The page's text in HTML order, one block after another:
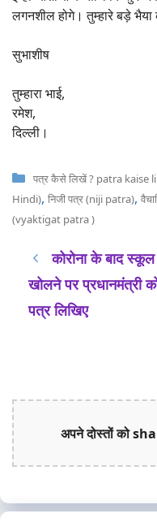
लगनशील होगे। तुम्हारे बड़े
सुभाशीष
तुम्हारा भाई,
रमेश,
दिल्ली।
Categories
पत्र कैसे लिखें ? patra kaise
Hindi), निजी पत्र (niji patra),
(vyaktigat patra )
कोरोना के बाद स्कूल
खोलने पर प्रधानमंत्री
पत्र लिखिए
अपने दोस्तों को